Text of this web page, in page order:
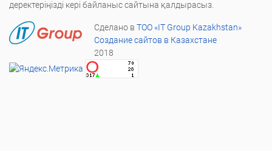
деректеріңізді кері байланыс сайтына қалдырасыз.
Сделано в ТОО «IT Group Kazakhstan»
Создание сайтов в Казахстане
2018